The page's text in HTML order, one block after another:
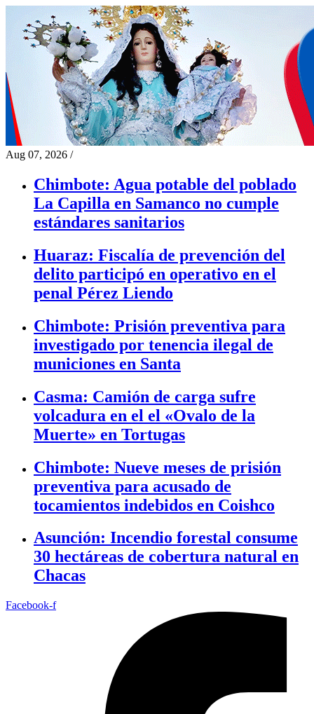
Aug 07, 2026 /
Chimbote: Agua potable del poblado
La Capilla en Samanco no cumple
estándares sanitarios
Huaraz: Fiscalía de prevención del
delito participó en operativo en el
penal Pérez Liendo
Chimbote: Prisión preventiva para
investigado por tenencia ilegal de
municiones en Santa
Casma: Camión de carga sufre
volcadura en el el «Ovalo de la
Muerte» en Tortugas
Chimbote: Nueve meses de prisión
preventiva para acusado de
tocamientos indebidos en Coishco
Asunción: Incendio forestal consume
30 hectáreas de cobertura natural en
Chacas
Facebook-f